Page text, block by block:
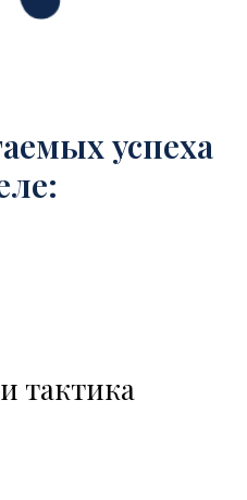
успеха
тактика